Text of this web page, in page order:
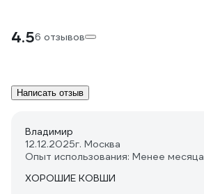
4.56 отзывов
Написать отзыв
Владимир
12.12.2025г. Москва
Опыт использования: Менее месяца
ХОРОШИЕ КОВШИ